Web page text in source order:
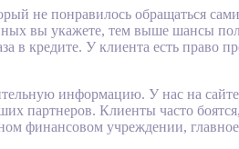
не понравилось обращаться
вы укажете, тем выше шансы
кредите. У клиента есть право
информацию. У нас на
партнеров. Клиенты часто
финансовом учреждении, главное